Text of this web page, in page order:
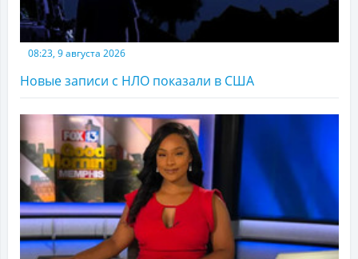
08:23, 9 августа 2026
Новые записи с НЛО показали в США